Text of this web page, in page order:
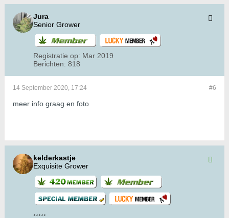
Jura
Senior Grower
Registratie op: Mar 2019
Berichten: 818
#6
14 September 2020, 17:24
meer info graag en foto
kelderkastje
Exquisite Grower